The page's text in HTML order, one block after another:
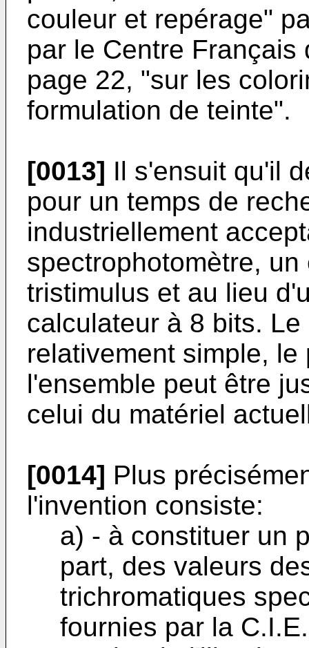
couleur et repérage"
par le Centre Français
page 22, "sur les
formulation de teinte".
[0013] Il s'ensuit qu'il
pour un temps de
industriellement
spectrophotomètre,
tristimulus et au lieu
calculateur à 8 bits.
relativement simple,
l'ensemble peut être
celui du matériel
[0014] Plus
l'invention consiste:
a) - à constituer un
part, des valeurs
trichromatiques
fournies par la